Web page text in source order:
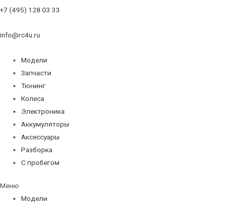
+7 (495) 128 03 33
info@rc4u.ru
Модели
Запчасти
Тюнинг
Колеса
Электроника
Аккумуляторы
Аксессуары
Разборка
С пробегом
Меню
Модели